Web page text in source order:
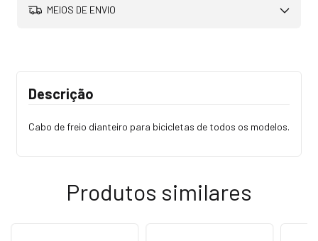
MEIOS DE ENVIO
Descrição
Cabo de freio dianteiro para bicicletas de todos os modelos.
Produtos similares